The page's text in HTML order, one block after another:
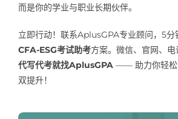
而是你的学业与职业长期伙伴。
立即行动！联系AplusGPA专业顾问，5分
CFA-ESG考试助考方案。微信、官网、电
代写代考就找AplusGPA—— 助力你轻松
双提升！